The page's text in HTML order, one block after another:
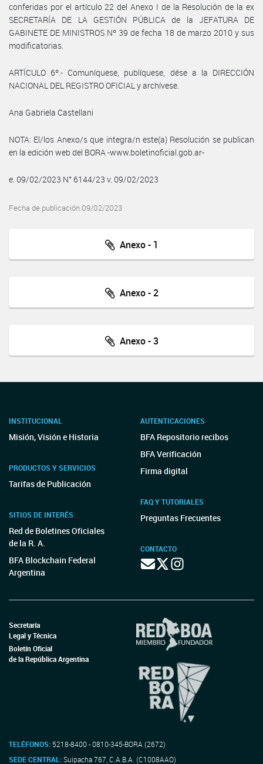
conferidas por el artículo 22 del Anexo I de la Resolución de la ex
SECRETARÍA DE LA GESTIÓN PÚBLICA de la JEFATURA DE
GABINETE DE MINISTROS Nº 39 de fecha 18 de marzo 2010 y sus
modificatorias.
ARTÍCULO 6º.- Comuníquese, publíquese, dése a la DIRECCIÓN
NACIONAL DEL REGISTRO OFICIAL y archívese.
Ana Gabriela Castellani
NOTA: El/los Anexo/s que integra/n este(a) Resolución se publican
en la edición web del BORA -www.boletinoficial.gob.ar-
e. 09/02/2023 N° 6144/23 v. 09/02/2023
Fecha de publicación 09/02/2023
Anexo - 1
Anexo - 2
Anexo - 3
INSTITUCIONAL
Misión, Visión e Historia
PRODUCTOS Y SERVICIOS
Tarifas de Publicación
SITIOS DE INTERÉS
Red de Boletines Oficiales
de la R. A.
BFA Blockchain Federal
Argentina
AUTENTICACIONES
BFA Repositorio recibos
BFA Verificación
Firma digital
FAQ Y TUTORIALES
Preguntas Frecuentes
CONTACTO
Secretaría
Legal y Técnica
Boletín Oficial
de la República Argentina
TELÉFONOS: 5218-8400 - 0810-345-BORA (2672)
SEDE CENTRAL:Suipacha 767, C.A.B.A. (C1008AAO)